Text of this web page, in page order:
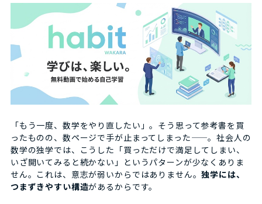
「もう一度、数学をやり直したい」。そう思って参考書を買
ったものの、数ページで手が止まってしまった——。社会人の
数学の独学では、こうした「買っただけで満足してしまい、
いざ開いてみると続かない」というパターンが少なくありま
せん。これは、意志が弱いからではありません。独学には、
つまずきやすい構造があるからです。